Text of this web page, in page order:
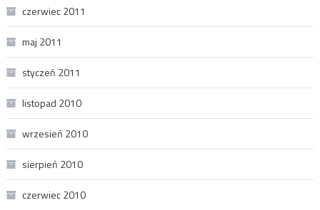
czerwiec 2011
maj 2011
styczeń 2011
listopad 2010
wrzesień 2010
sierpień 2010
czerwiec 2010